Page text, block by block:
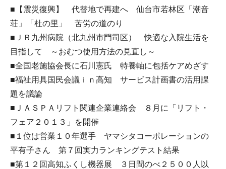
■【震災復興】 代替地で再建へ 仙台市若林区「潮音
荘」「杜の里」 苦労の道のり
■ＪＲ九州病院（北九州市門司区） 快適な入院生活を
目指して ～おむつ使用方法の見直し～
■全国老施協会長に石川憲氏 特養軸に包括ケアめざす
■福祉用具国民会議ｉｎ高知 サービス計画書の活用課
題を議論
■ＪＡＳＰＡリフト関連企業連絡会 ８月に「リフト・
フェア２０１３」を開催
■１位は営業１０年選手 ヤマシタコーポレーションの
平有子さん 第７回実力ランキングテスト結果
■第１２回高知ふくし機器展 ３日間のべ２５００人以